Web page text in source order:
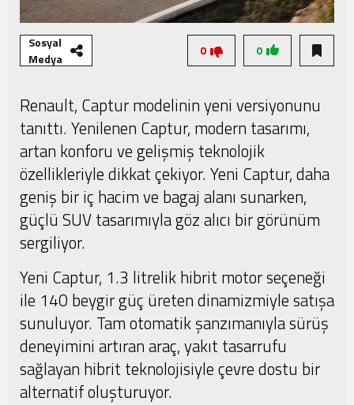
Sosyal
Medya
0
0
Renault, Captur modelinin yeni versiyonunu
tanıttı. Yenilenen Captur, modern tasarımı,
artan konforu ve gelişmiş teknolojik
özellikleriyle dikkat çekiyor. Yeni Captur, daha
geniş bir iç hacim ve bagaj alanı sunarken,
güçlü SUV tasarımıyla göz alıcı bir görünüm
sergiliyor.
Yeni Captur, 1.3 litrelik hibrit motor seçeneği
ile 140 beygir güç üreten dinamizmiyle satışa
sunuluyor. Tam otomatik şanzımanıyla sürüş
deneyimini artıran araç, yakıt tasarrufu
sağlayan hibrit teknolojisiyle çevre dostu bir
alternatif oluşturuyor.